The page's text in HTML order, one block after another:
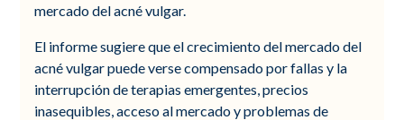
mercado del acné vulgar.
El informe sugiere que el crecimiento del mercado del
acné vulgar puede verse compensado por fallas y la
interrupción de terapias emergentes, precios
inasequibles, acceso al mercado y problemas de